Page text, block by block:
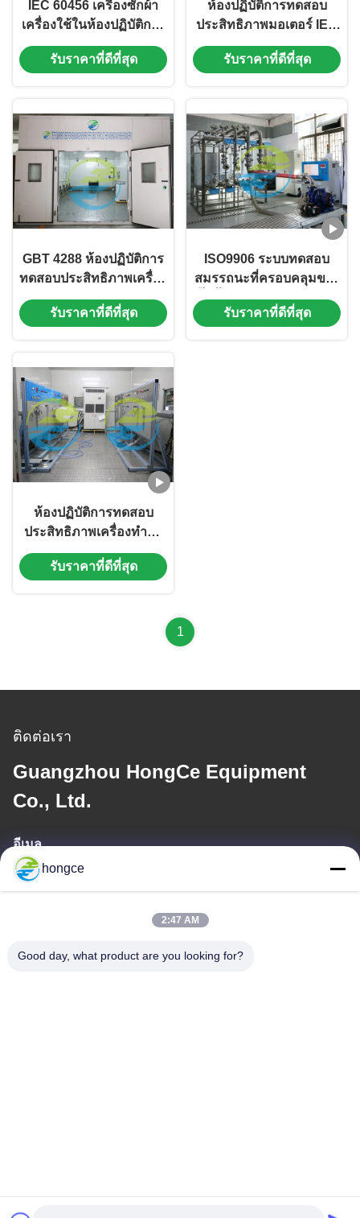
IEC 60456 เครื่องซักผ้า
เครื่องใช้ในห้องปฏิบัติการ
ทดสอบประสิทธิภาพด้วย
12 สถานีทดสอบ
รับราคาที่ดีที่สุด
ห้องปฏิบัติการทดสอบ
ประสิทธิภาพมอเตอร์ IEC
60034 พร้อมการทดสอบ
ด้วยตนเองและอัตโนมัติ
รับราคาที่ดีที่สุด
GBT 4288 ห้องปฏิบัติการ
ทดสอบประสิทธิภาพเครื่อง
ใช้ไฟฟ้าสำหรับเครื่องซัก
ผ้า
รับราคาที่ดีที่สุด
ISO9906 ระบบทดสอบ
สมรรถนะที่ครอบคลุมของ
ปั๊มน้ำ 0-3000 รอบต่อนาที
รับราคาที่ดีที่สุด
ห้องปฏิบัติการทดสอบ
ประสิทธิภาพเครื่องทำน้ำ
อุ่นไฟฟ้า IEC 60379
รับราคาที่ดีที่สุด
1
ติดต่อเรา
Guangzhou HongCe Equipment
Co., Ltd.
อีเมล
iven@hjauto.com.cn
hongce
2:47 AM
Good day, what product are you looking for?